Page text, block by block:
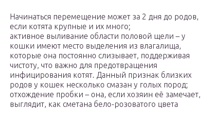
Начинаться перемещение может за 2 дня до родов,
если котята крупные и их много;
активное выливание области половой щели – у
кошки имеют место выделения из влагалища,
которые она постоянно слизывает, поддерживая
чистоту, что важно для предотвращения
инфицирования котят. Данный признак близких
родов у кошек несколько смазан у голых пород;
отхождение пробки – она, если хозяин её замечает,
выглядит, как сметана бело-розоватого цвета